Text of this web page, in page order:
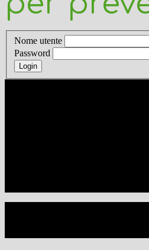
Nome utente
Password
Login